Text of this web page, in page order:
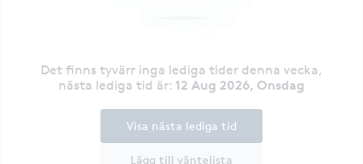
Det finns tyvärr inga lediga tider denna vecka,
nästa lediga tid är: 12 Aug 2026, Onsdag
Lägg till väntelista
Visa nästa lediga tid